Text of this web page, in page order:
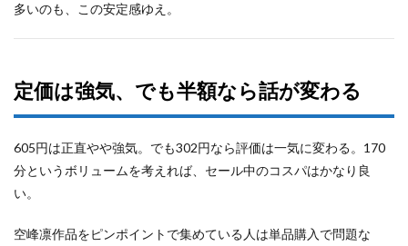
多いのも、この安定感ゆえ。
定価は強気、でも半額なら話が変わる
605円は正直やや強気。でも302円なら評価は一気に変わる。170
分というボリュームを考えれば、セール中のコスパはかなり良
い。
空峰凛作品をピンポイントで集めている人は単品購入で問題な